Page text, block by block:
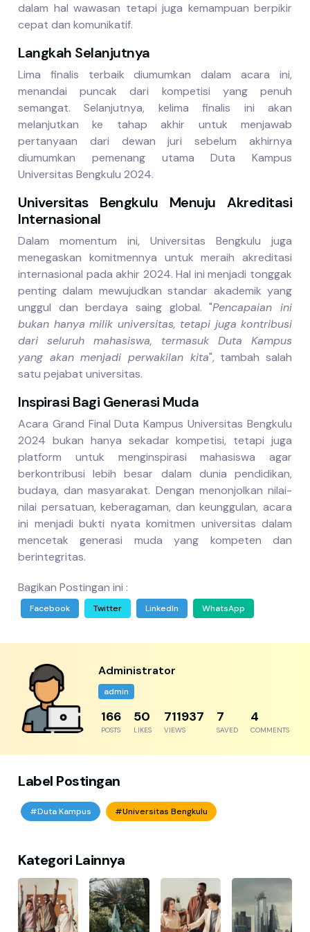
dalam hal wawasan tetapi juga kemampuan berpikir
cepat dan komunikatif.
Langkah Selanjutnya
Lima finalis terbaik diumumkan dalam acara ini,
menandai puncak dari kompetisi yang penuh
semangat. Selanjutnya, kelima finalis ini akan
melanjutkan ke tahap akhir untuk menjawab
pertanyaan dari dewan juri sebelum akhirnya
diumumkan pemenang utama Duta Kampus
Universitas Bengkulu 2024.
Universitas Bengkulu Menuju Akreditasi
Internasional
Dalam momentum ini, Universitas Bengkulu juga
menegaskan komitmennya untuk meraih akreditasi
internasional pada akhir 2024. Hal ini menjadi tonggak
penting dalam mewujudkan standar akademik yang
unggul dan berdaya saing global."Pencapaian ini
bukan hanya milik universitas, tetapi juga kontribusi
dari seluruh mahasiswa, termasuk Duta Kampus
yang akan menjadi perwakilan kita", tambah salah
satu pejabat universitas.
Inspirasi Bagi Generasi Muda
Acara Grand Final Duta Kampus Universitas Bengkulu
2024 bukan hanya sekadar kompetisi, tetapi juga
platform untuk menginspirasi mahasiswa agar
berkontribusi lebih besar dalam dunia pendidikan,
budaya, dan masyarakat. Dengan menonjolkan nilai-
nilai persatuan, keberagaman, dan keunggulan, acara
ini menjadi bukti nyata komitmen universitas dalam
mencetak generasi muda yang kompeten dan
berintegritas.
Bagikan Postingan ini :
Facebook Twitter LinkedIn WhatsApp
Administrator
admin
243
POSTS
73
LIKES
1040523
VIEWS
10
SAVED
6
COMMENTS
Label Postingan
#Duta Kampus #Universitas Bengkulu
Kategori Lainnya